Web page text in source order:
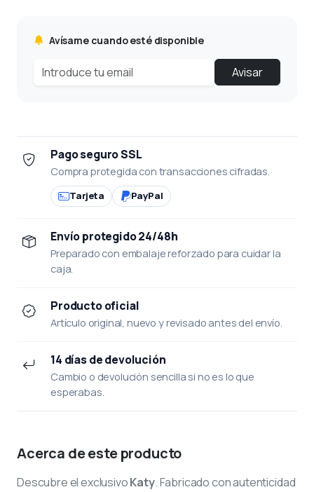
Avísame cuando esté disponible
Avisar
Pago seguro SSL
Compra protegida con transacciones cifradas.
Tarjeta PayPal
Envío protegido 24/48h
Preparado con embalaje reforzado para cuidar la
caja.
Producto oficial
Artículo original, nuevo y revisado antes del envío.
14 días de devolución
Cambio o devolución sencilla si no es lo que
esperabas.
Acerca de este producto
Descubre el exclusivoKaty. Fabricado con autenticidad